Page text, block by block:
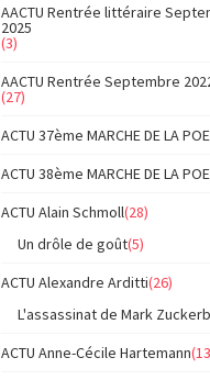
AACTU Rentrée littéraire
2025
(3)
AACTU Rentrée Septembre
(27)
ACTU 37ème MARCHE DE LA
ACTU 38ème MARCHE DE LA
ACTU Alain Schmoll(28)
Un drôle de goût(5)
ACTU Alexandre Arditti(26)
L'assassinat de Mark
ACTU Anne-Cécile Hartemann